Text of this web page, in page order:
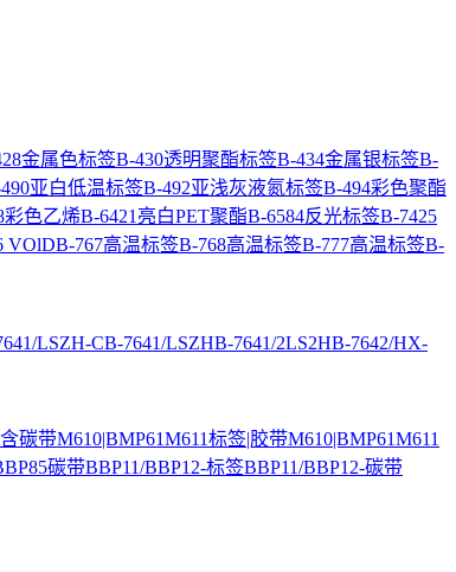
金属色标签B-430透明聚酯标签B-434金属银标签B-
亚白低温标签B-492亚浅灰液氮标签B-494彩色聚酯
彩色乙烯B-6421亮白PET聚酯B-6584反光标签B-7425
VOlDB-767高温标签B-768高温标签B-777高温标签B-
LSZH-CB-7641/LSZHB-7641/2LS2HB-7642/HX-
碳带M610|BMP61M611标签|胶带M610|BMP61M611
碳带BBP11/BBP12-标签BBP11/BBP12-碳带